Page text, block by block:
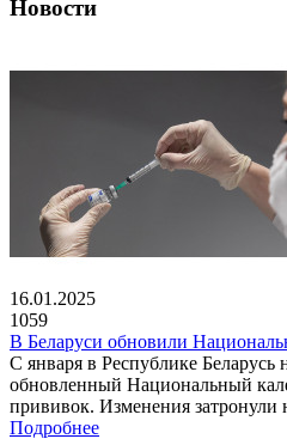
Новости
16.01.2025
1059
В Беларуси обновили
С января в Республике Беларусь
обновленный Национальный
прививок. Изменения затронули
Подробнее